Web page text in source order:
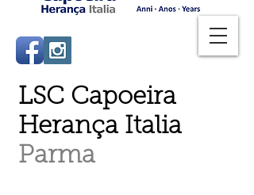
LSC Capoeira
Herança Italia
Parma